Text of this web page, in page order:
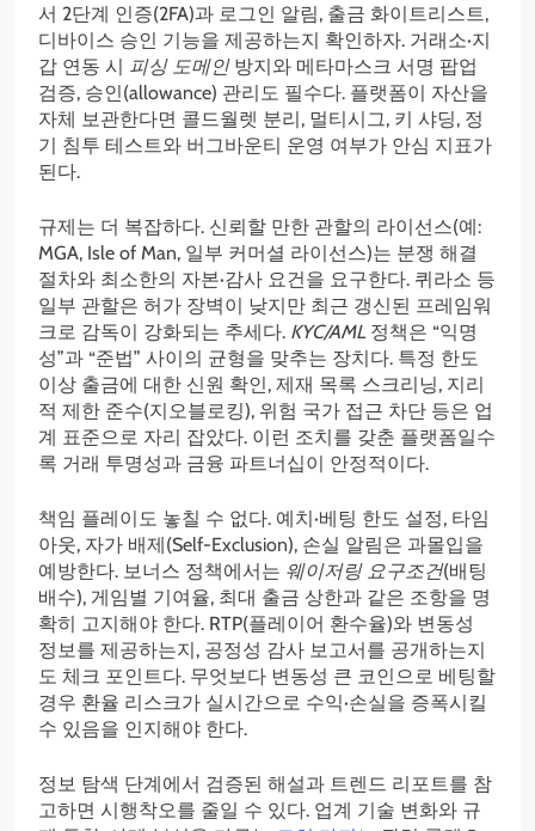
서 2단계 인증(2FA)과 로그인 알림, 출금 화이트리스트,
디바이스 승인 기능을 제공하는지 확인하자. 거래소·지
갑 연동 시 피싱 도메인방지와 메타마스크 서명 팝업
검증, 승인(allowance) 관리도 필수다. 플랫폼이 자산을
자체 보관한다면 콜드월렛 분리, 멀티시그, 키 샤딩, 정
기 침투 테스트와 버그바운티 운영 여부가 안심 지표가
된다.
규제는 더 복잡하다. 신뢰할 만한 관할의 라이선스(예:
MGA, Isle of Man, 일부 커머셜 라이선스)는 분쟁 해결
절차와 최소한의 자본·감사 요건을 요구한다. 퀴라소 등
일부 관할은 허가 장벽이 낮지만 최근 갱신된 프레임워
크로 감독이 강화되는 추세다. KYC/AML 정책은 “익명
성”과 “준법” 사이의 균형을 맞추는 장치다. 특정 한도
이상 출금에 대한 신원 확인, 제재 목록 스크리닝, 지리
적 제한 준수(지오블로킹), 위험 국가 접근 차단 등은 업
계 표준으로 자리 잡았다. 이런 조치를 갖춘 플랫폼일수
록 거래 투명성과 금융 파트너십이 안정적이다.
책임 플레이도 놓칠 수 없다. 예치·베팅 한도 설정, 타임
아웃, 자가 배제(Self-Exclusion), 손실 알림은 과몰입을
예방한다. 보너스 정책에서는 웨이저링 요구조건(배팅
배수), 게임별 기여율, 최대 출금 상한과 같은 조항을 명
확히 고지해야 한다. RTP(플레이어 환수율)와 변동성
정보를 제공하는지, 공정성 감사 보고서를 공개하는지
도 체크 포인트다. 무엇보다 변동성 큰 코인으로 베팅할
경우 환율 리스크가 실시간으로 수익·손실을 증폭시킬
수 있음을 인지해야 한다.
정보 탐색 단계에서 검증된 해설과 트렌드 리포트를 참
고하면 시행착오를 줄일 수 있다. 업계 기술 변화와 규